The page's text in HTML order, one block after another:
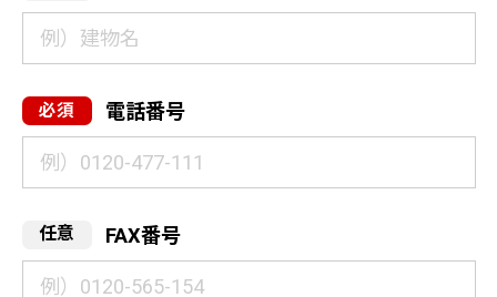
電話番号
FAX番号